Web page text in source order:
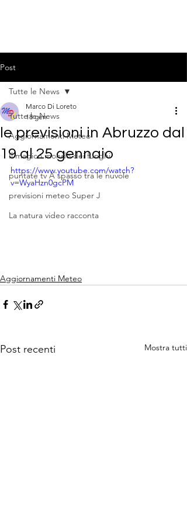
Post
Tutte le News
Aggiornamenti Meteo
Il magico mondo dei funghi
puntate tv A spasso tra le nuvole
previsioni meteo Super J
La natura video racconta
Tutte le News
le previsioni in Abruzzo dal
19 al 25 gennaio
Marco Di Loreto
18 gen
https://www.youtube.com/watch?
v=WyaHzn0gcPM
Aggiornamenti Meteo
Post recenti Mostra tutti